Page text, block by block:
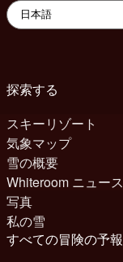
探索する
スキーリゾート
気象マップ
雪の概要
Whiteroom ニュース
写真
私の雪
すべての冒険の予報